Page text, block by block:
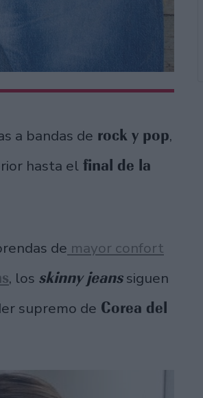
a bandas de rock y pop,
hasta el final de la
de mayor confort
, los skinny jeanssiguen
supremo de Corea del